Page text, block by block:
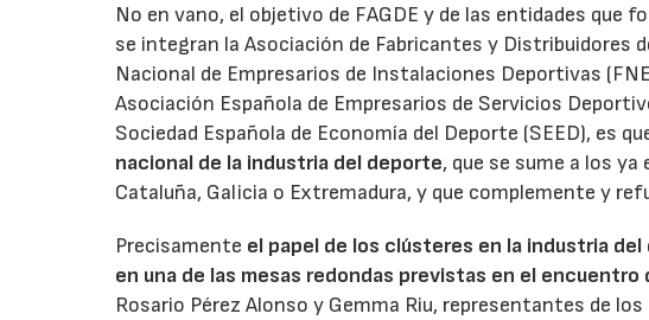
No en vano, el objetivo de FAGDE y de las entidades que
se integran la Asociación de Fabricantes y Distribuidores
Nacional de Empresarios de Instalaciones Deportivas
Asociación Española de Empresarios de Servicios
Sociedad Española de Economía del Deporte (SEED), es
nacional de la industria del deporte, que se sume a los
Cataluña, Galicia o Extremadura, y que complemente y
Precisamente el papel de los clústeres en la industria
en una de las mesas redondas previstas en el encuentro
Rosario Pérez Alonso y Gemma Riu, representantes de